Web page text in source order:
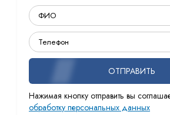
ОТПРАВИТЬ
Нажимая кнопку отправить вы
обработку персональных данных